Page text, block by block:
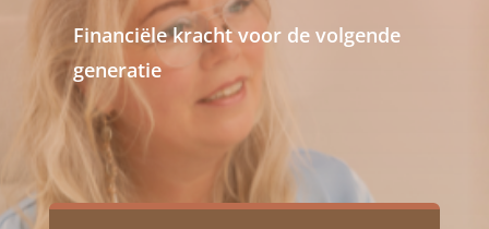
Financiële kracht voor de volgende
generatie